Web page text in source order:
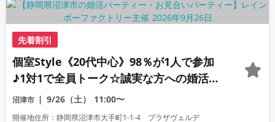
先着割引
個室Style《20代中心》98％が1人で参加
♪1対1で全員トーク☆誠実な方への婚活パ
ーティー
沼津市 9/26（土） 11:00〜
開催地住所：静岡県沼津市大手町1-1-4 プラザヴェルデ